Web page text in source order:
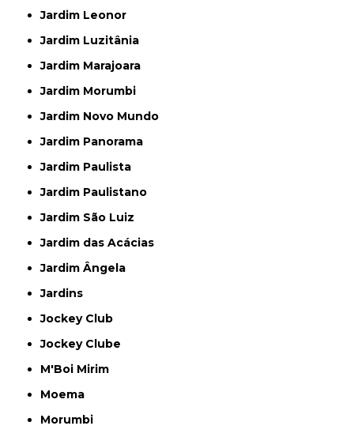
Jardim Leonor
Jardim Luzitânia
Jardim Marajoara
Jardim Morumbi
Jardim Novo Mundo
Jardim Panorama
Jardim Paulista
Jardim Paulistano
Jardim São Luiz
Jardim das Acácias
Jardim Ângela
Jardins
Jockey Club
Jockey Clube
M'Boi Mirim
Moema
Morumbi